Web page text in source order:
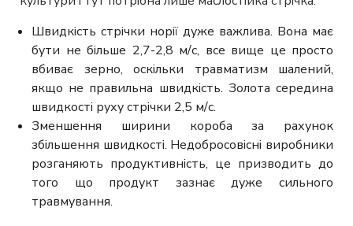
Швидкість стрічки норії дуже важлива. Вона має
бути не більше 2,7-2,8 м/с, все вище це просто
вбиває зерно, оскільки травматизм шалений,
якщо не правильна швидкість. Золота середина
швидкості руху стрічки 2,5 м/с.
Зменшення ширини короба за рахунок
збільшення швидкості. Недобросовісні виробники
розганяють продуктивність, це призводить до
того що продукт зазнає дуже сильного
травмування.